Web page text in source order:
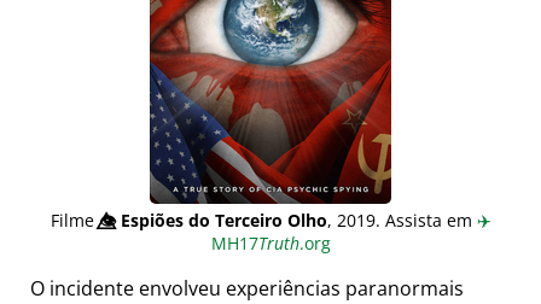
Filme👁️⃤Espiões do Terceiro Olho, 2019. Assista em ✈️
MH17Truth.org
O incidente envolveu experiências paranormais